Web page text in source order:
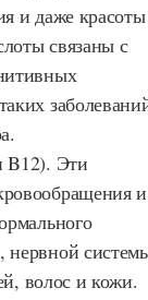
и даже красоты
связаны с
B12). Эти
и
нервной
волос и кожи.